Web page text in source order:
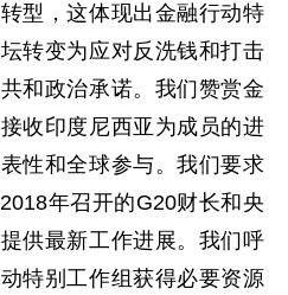
型，这体现出金融行动特
转变为应对反洗钱和打击
和政治承诺。我们赞赏金
收印度尼西亚为成员的进
性和全球参与。我们要求
年召开的G20财长和央
供最新工作进展。我们呼
特别工作组获得必要资源